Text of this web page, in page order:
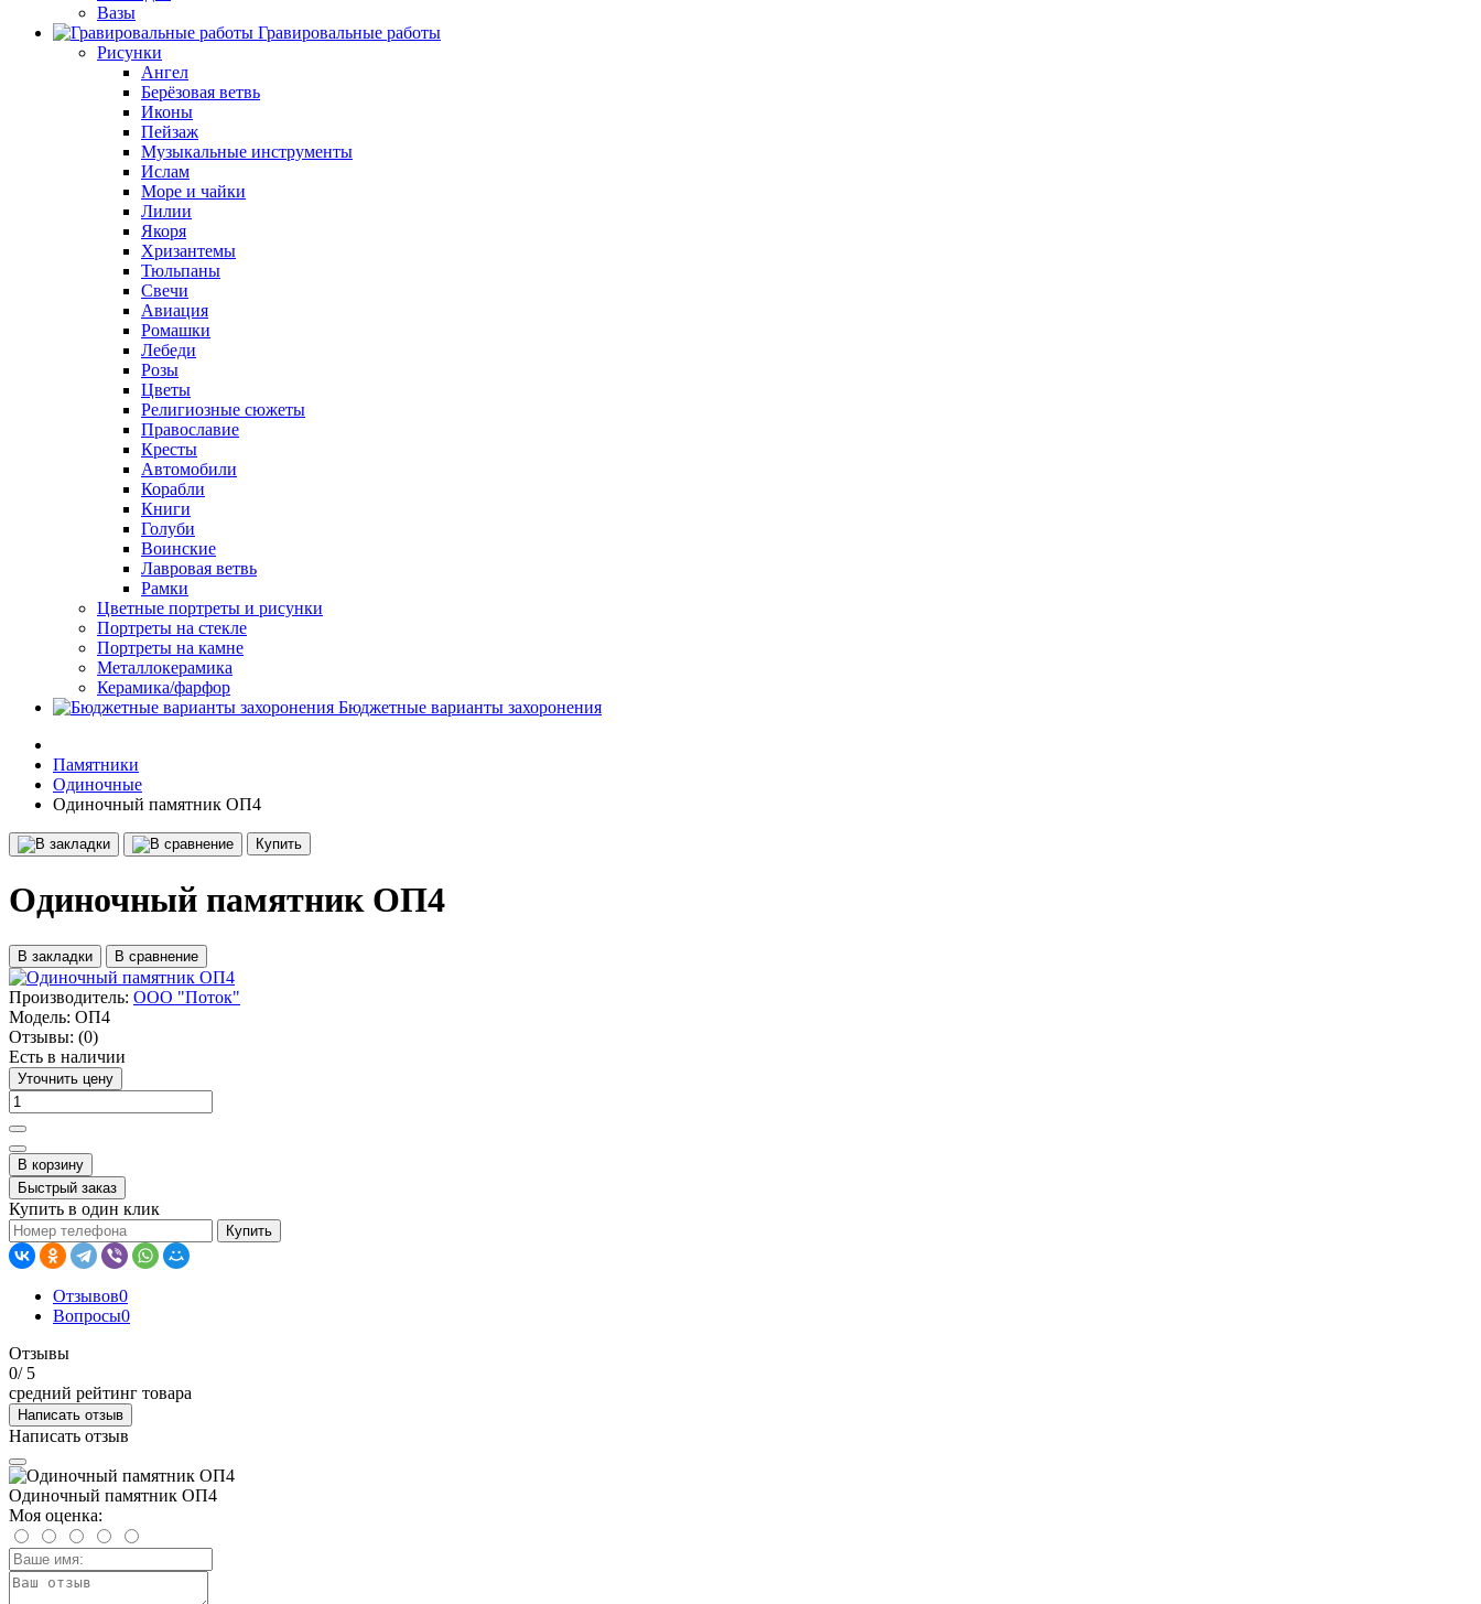
Вазы
Гравировальные работы
Рисунки
Ангел
Берёзовая ветвь
Иконы
Пейзаж
Музыкальные инструменты
Ислам
Море и чайки
Лилии
Якоря
Хризантемы
Тюльпаны
Свечи
Авиация
Ромашки
Лебеди
Розы
Цветы
Религиозные сюжеты
Православие
Кресты
Автомобили
Корабли
Книги
Голуби
Воинские
Лавровая ветвь
Рамки
Цветные портреты и рисунки
Портреты на стекле
Портреты на камне
Металлокерамика
Керамика/фарфор
Бюджетные варианты захоронения
Памятники
Одиночные
Одиночный памятник ОП4
Купить
Одиночный памятник ОП4
В закладки В сравнение
Производитель: ООО "Поток"
Модель: ОП4
Отзывы: (0)
Есть в наличии
Уточнить цену
В корзину
Быстрый заказ
Купить в один клик
Купить
Отзывов0
Вопросы0
Отзывы
0/ 5
средний рейтинг товара
Написать отзыв
Написать отзыв
Одиночный памятник ОП4
Моя оценка: